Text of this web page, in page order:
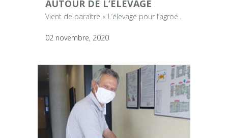
AUTOUR DE L’ÉLEVAGE
Vient de paraître « L’élevage pour l’agroé...
02 novembre, 2020